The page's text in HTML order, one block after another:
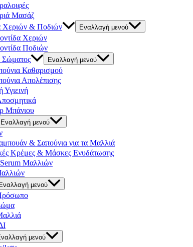
Μασάζ
Χεριών & Ποδιών
Εναλλαγή μενού
Χεριών
Ποδιών
Σώματος
Εναλλαγή μενού
Καθαρισμού
Απολέπισης
Υγιεινή
Μπάνιου
Εναλλαγή μενού
& Σαπούνια για τα Μαλλιά
Κρέμες & Μάσκες Ενυδάτωσης
Μαλλιών
Εναλλαγή μενού
μενού